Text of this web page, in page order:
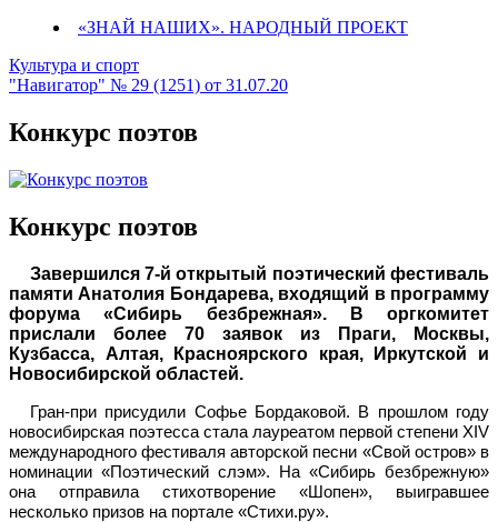
«ЗНАЙ НАШИХ». НАРОДНЫЙ ПРОЕКТ
Культура и спорт
"Навигатор" № 29 (1251) от 31.07.20
Конкурс поэтов
Конкурс поэтов
Завершился 7-й открытый поэтический фестиваль
памяти Анатолия Бондарева, входящий в программу
форума «Сибирь безбрежная». В оргкомитет
прислали более 70 заявок из Праги, Москвы,
Кузбасса, Алтая, Красноярского края, Иркутской и
Новосибирской областей.
Гран-при присудили Софье Бордаковой. В прошлом году
новосибирская поэтесса стала лауреатом первой степени XIV
международного фестиваля авторской песни «Свой остров» в
номинации «Поэтический слэм». На «Сибирь безбрежную»
она отправила стихотворение «Шопен», выигравшее
несколько призов на портале «Стихи.ру».